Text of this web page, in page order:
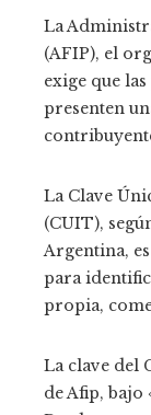
La
(AFIP), el
exige que
presenten
La Clave
(CUIT),
Argentina,
para
propia,
La clave del
de Afip, bajo